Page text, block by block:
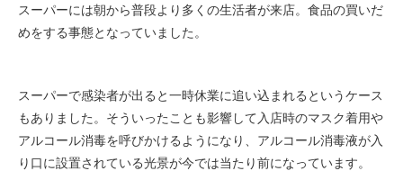
スーパーには朝から普段より多くの生活者が来店。食品の買いだ
めをする事態となっていました。
スーパーで感染者が出ると一時休業に追い込まれるというケース
もありました。そういったことも影響して入店時のマスク着用や
アルコール消毒を呼びかけるようになり、アルコール消毒液が入
り口に設置されている光景が今では当たり前になっています。